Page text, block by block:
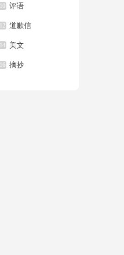
10 评语
12 道歉信
14 美文
16 摘抄